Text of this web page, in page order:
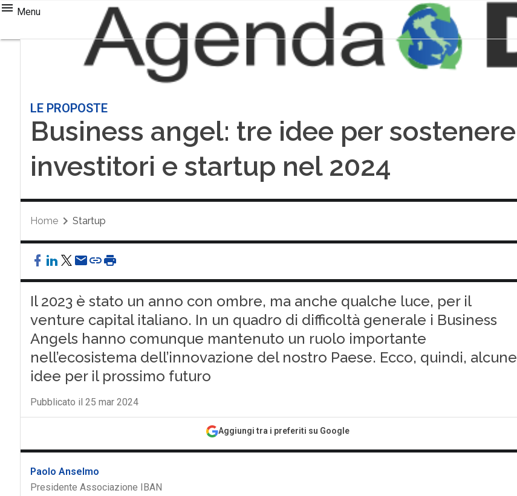
Menu
LE PROPOSTE
Business angel: tre idee per sostenere
investitori e startup nel 2024
Home Startup
Il 2023 è stato un anno con ombre, ma anche qualche luce, per il
venture capital italiano. In un quadro di difficoltà generale i Business
Angels hanno comunque mantenuto un ruolo importante
nell’ecosistema dell’innovazione del nostro Paese. Ecco, quindi, alcune
idee per il prossimo futuro
Pubblicato il 25 mar 2024
Aggiungi tra i preferiti su Google
Paolo Anselmo
Presidente Associazione IBAN